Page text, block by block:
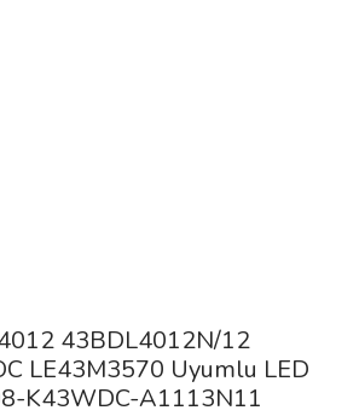
43BDL4012N/12
LE43M3570 Uyumlu LED
K43WDC-A1113N11